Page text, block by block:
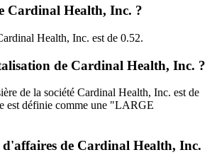
Cardinal Health, Inc. ?
Health, Inc. est de 0.52.
de Cardinal Health, Inc. ?
de la société Cardinal Health, Inc. est de
est définie comme une "LARGE
d'affaires de Cardinal Health, Inc.